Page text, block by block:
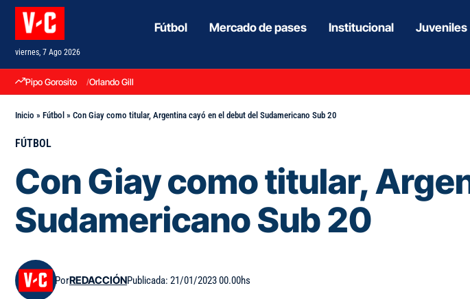
viernes, 7 Ago 2026
Fútbol Mercado de pases Institucional Juveniles
Pipo Gorosito Orlando Gill
Inicio » Fútbol » Con Giay como titular, Argentina cayó en el debut del Sudamericano Sub 20
FÚTBOL
Con Giay como titular,
Sudamericano Sub 20
PorREDACCIÓNPublicada: 21/01/2023 00.00hs